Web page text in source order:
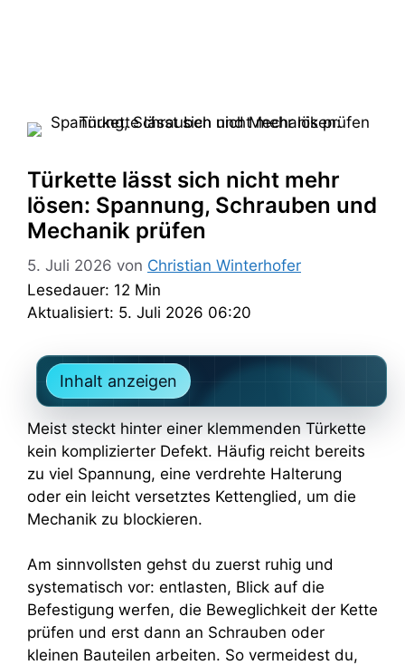
Türkette lässt sich nicht mehr
lösen: Spannung, Schrauben und
Mechanik prüfen
5. Juli 2026 von Christian Winterhofer
Lesedauer: 12 Min
Aktualisiert: 5. Juli 2026 06:20
Inhalt anzeigen
Meist steckt hinter einer klemmenden Türkette
kein komplizierter Defekt. Häufig reicht bereits
zu viel Spannung, eine verdrehte Halterung
oder ein leicht versetztes Kettenglied, um die
Mechanik zu blockieren.
Am sinnvollsten gehst du zuerst ruhig und
systematisch vor: entlasten, Blick auf die
Befestigung werfen, die Beweglichkeit der Kette
prüfen und erst dann an Schrauben oder
kleinen Bauteilen arbeiten. So vermeidest du,